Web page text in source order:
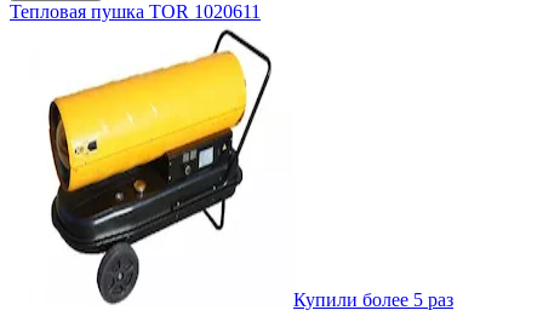
Тепловая пушка TOR 1020611
Купили более 5 раз